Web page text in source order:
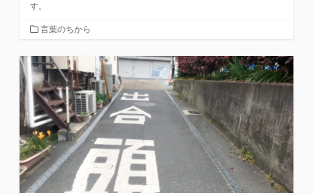
す。
カ
ゴ
リ
ー
言葉のちから